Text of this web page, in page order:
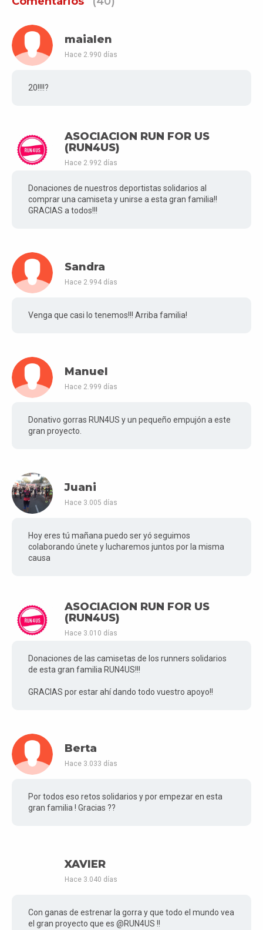
maialen
Hace 2.990 días
20!!!!?
ASOCIACION RUN FOR US
(RUN4US)
Hace 2.992 días
Donaciones de nuestros deportistas solidarios al
comprar una camiseta y unirse a esta gran familia!!
GRACIAS a todos!!!
Sandra
Hace 2.994 días
Venga que casi lo tenemos!!! Arriba familia!
Manuel
Hace 2.999 días
Donativo gorras RUN4US y un pequeño empujón a este
gran proyecto.
Juani
Hace 3.005 días
Hoy eres tú mañana puedo ser yó seguimos
colaborando únete y lucharemos juntos por la misma
causa
ASOCIACION RUN FOR US
(RUN4US)
Hace 3.010 días
Donaciones de las camisetas de los runners solidarios
de esta gran familia RUN4US!!!
GRACIAS por estar ahí dando todo vuestro apoyo!!
Berta
Hace 3.033 días
Por todos eso retos solidarios y por empezar en esta
gran familia ! Gracias ??
XAVIER
Hace 3.040 días
Con ganas de estrenar la gorra y que todo el mundo vea
el gran proyecto que es @RUN4US !!